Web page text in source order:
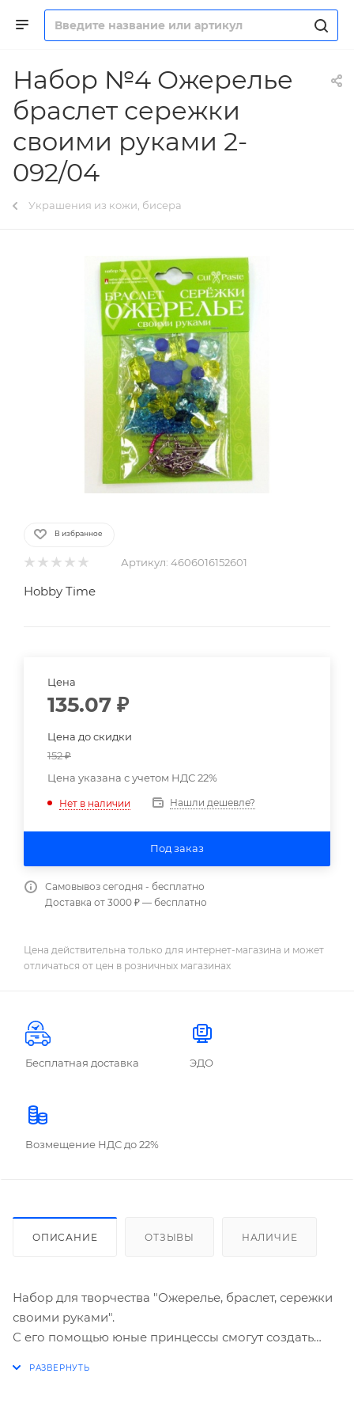
Набор №4 Ожерелье
браслет сережки
своими руками 2-
092/04
Украшения из кожи, бисера
В избранное
Артикул: 4606016152601
Hobby Time
Цена
135.07 ₽
Цена до скидки
152₽
Цена указана с учетом НДС 22%
Нет в наличии Нашли дешевле?
Под заказ
Самовывоз сегодня - бесплатно
Доставка от 3000 ₽ — бесплатно
Цена действительна только для интернет-магазина и может
отличаться от цен в розничных магазинах
Бесплатная доставка ЭДО
Возмещение НДС до 22%
ОПИСАНИЕ ОТЗЫВЫ НАЛИЧИЕ
Набор для творчества "Ожерелье, браслет, сережки
своими руками".
С его помощью юные принцессы смогут создать